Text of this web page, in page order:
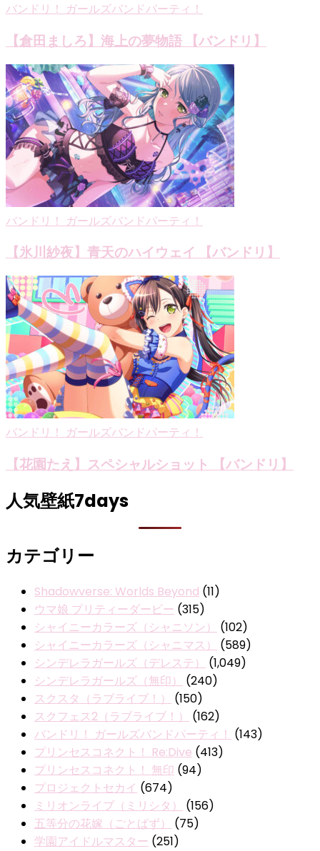
バンドリ！ ガールズバンドパーティ！
【倉田ましろ】海上の夢物語 【バンドリ】
バンドリ！ ガールズバンドパーティ！
【氷川紗夜】青天のハイウェイ 【バンドリ】
バンドリ！ ガールズバンドパーティ！
【花園たえ】スペシャルショット 【バンドリ】
人気壁紙7days
カテゴリー
Shadowverse: Worlds Beyond (11)
ウマ娘 プリティーダービー (315)
シャイニーカラーズ（シャニソン）
(102)
シャイニーカラーズ（シャニマス）
(589)
シンデレラガールズ（デレステ）
(1,049)
シンデレラガールズ（無印）
(240)
スクスタ（ラブライブ！）
(150)
スクフェス2（ラブライブ！）
(162)
バンドリ！ ガールズバンドパーティ！ (143)
プリンセスコネクト！ Re:Dive (413)
プリンセスコネクト！ 無印 (94)
プロジェクトセカイ (674)
ミリオンライブ（ミリシタ）
(156)
五等分の花嫁（ごとぱず）
(75)
学園アイドルマスター (251)